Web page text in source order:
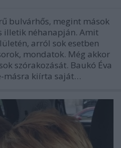
bulvárhős, megint mások
illetik néhanapján. Amit
arról sok esetben
mondatok. Még akkor
szórakozását. Baukó Éva
másra kiírta saját…